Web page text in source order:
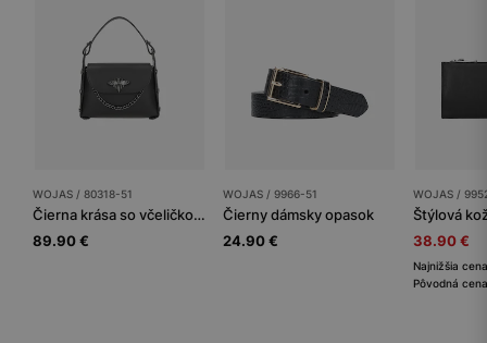
WOJAS / 80318-51
Čierna krása so včeličkou v podobe malej dámskej kabelky
89.90 €
WOJAS / 9966-51
Čierny dámsky opasok
24.90 €
WOJAS /
38.90 €
Najnižšia
Pôvodná